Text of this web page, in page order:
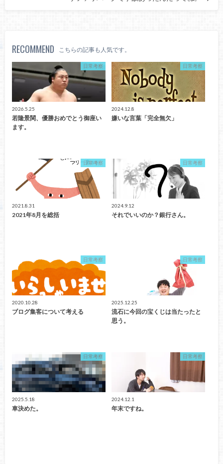
RECOMMEND こちらの記事も人気です。
日常考察
2026.5.25
若隆景関、優勝おめでとう御座い
ます。
日常考察
2024.12.8
嫌いな言葉「完全無欠」
日常考察
2021.8.31
2021年8月を総括
日常考察
2024.9.12
それでいいのか？銀行さん。
日常考察
2020.10.28
ブログ集客について考える
日常考察
2025.12.25
流石に今回の宝くじは当たったと
思う。
日常考察
2025.5.18
車決めた。
日常考察
2024.12.1
年末ですね。